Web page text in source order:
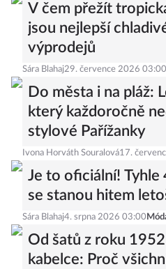
V čem přežít
jsou nejlepší
výprodejů
Sára Blahaj29. července 2026 03:00
Do města i na pláž:
který každoročně
stylové Pařížanky
Ivona Horváth Souralová17.
Je to oficiální! Tyhle
se stanou hitem
Sára Blahaj4. srpna 2026 03:00
Od šatů z roku
kabelce: Proč